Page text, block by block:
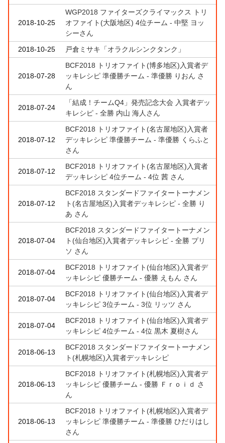
2018-10-25
WGP2018 ファイターズクライマックス トリ
オファイト(大阪地区) 4位チーム - 中堅 ヨッ
シーさん
2018-10-25
戸倉ミサキ「オラクルシンクタンク」
2018-07-28
BCF2018 トリオファイト(博多地区)入賞者デ
ッキレシピ 準優勝チーム - 準優勝 りおん さ
ん
2018-07-24
「結成！チームQ4」発売記念大会 入賞者デッ
キレシピ - 全勝 内山 海人さん
2018-07-12
BCF2018 トリオファイト(名古屋地区)入賞者
デッキレシピ 準優勝チーム - 準優勝 くらふと
さん
2018-07-12
BCF2018 トリオファイト(名古屋地区)入賞者
デッキレシピ 4位チーム - 4位 茜 さん
2018-07-12
BCF2018 スタンダードファイタートーナメン
ト(名古屋地区)入賞者デッキレシピ - 全勝 り
あ さん
2018-07-04
BCF2018 スタンダードファイタートーナメン
ト(仙台地区)入賞者デッキレシピ - 全勝 プリ
ソ さん
2018-07-04
BCF2018 トリオファイト(仙台地区)入賞者デ
ッキレシピ 優勝チーム - 優勝 えもん さん
2018-07-04
BCF2018 トリオファイト(仙台地区)入賞者デ
ッキレシピ 3位チーム - 3位 リッツ さん
2018-07-04
BCF2018 トリオファイト(仙台地区)入賞者デ
ッキレシピ 4位チーム - 4位 黒木 夏樹さん
2018-06-13
BCF2018 スタンダードファイタートーナメン
ト(札幌地区)入賞者デッキレシピ
2018-06-13
BCF2018 トリオファイト(札幌地区)入賞者デ
ッキレシピ 優勝チーム - 優勝 Ｆｒｏｉｄ さ
ん
2018-06-13
BCF2018 トリオファイト(札幌地区)入賞者デ
ッキレシピ 準優勝チーム - 準優勝 ひだりはし
さん